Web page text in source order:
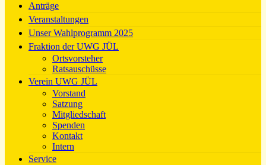
Anträge
Veranstaltungen
Unser Wahlprogramm 2025
Fraktion der UWG JÜL
Ortsvorsteher
Ratsauschüsse
Verein UWG JÜL
Vorstand
Satzung
Mitgliedschaft
Spenden
Kontakt
Intern
Service